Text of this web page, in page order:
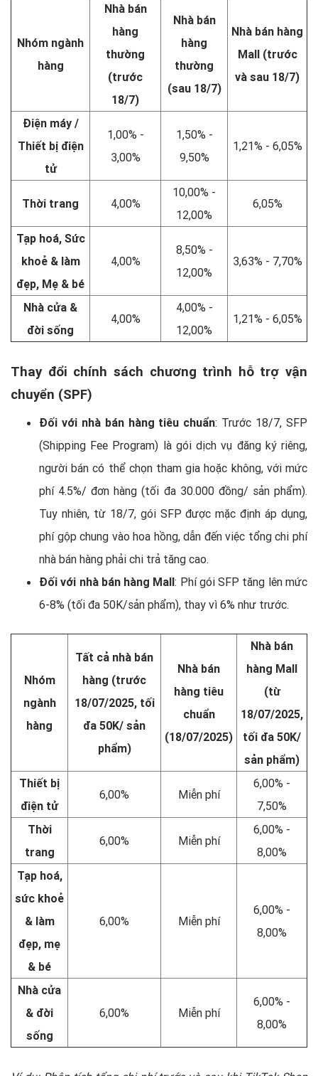
Nhóm ngành
hàng
Nhà bán
hàng
thường
(trước
18/7)
Nhà bán
hàng
thường
(sau 18/7)
Nhà bán hàng
Mall (trước
và sau 18/7)
Điện máy /
Thiết bị điện
tử
1,00% -
3,00%
1,50% -
9,50%
1,21% - 6,05%
Thời trang 4,00%
10,00% -
12,00%
6,05%
Tạp hoá, Sức
khoẻ & làm
đẹp, Mẹ & bé
4,00%
8,50% -
12,00%
3,63% - 7,70%
Nhà cửa &
đời sống
4,00%
4,00% -
12,00%
1,21% - 6,05%
Thay đổi chính sách chương trình hỗ trợ vận
chuyển (SPF)
Đối với nhà bán hàng tiêu chuẩn: Trước 18/7, SFP
(Shipping Fee Program) là gói dịch vụ đăng ký riêng,
người bán có thể chọn tham gia hoặc không, với mức
phí 4.5%/ đơn hàng (tối đa 30.000 đồng/ sản phẩm).
Tuy nhiên, từ 18/7, gói SFP được mặc định áp dụng,
phí gộp chung vào hoa hồng, dẫn đến việc tổng chi phí
nhà bán hàng phải chi trả tăng cao.
Đối với nhà bán hàng Mall: Phí gói SFP tăng lên mức
6-8% (tối đa 50K/sản phẩm), thay vì 6% như trước.
Nhóm
ngành
hàng
Tất cả nhà bán
hàng (trước
18/07/2025, tối
đa 50K/ sản
phẩm)
Nhà bán
hàng tiêu
chuẩn
(18/07/2025)
Nhà bán
hàng Mall
(từ
18/07/2025,
tối đa 50K/
sản phẩm)
Thiết bị
điện tử
6,00% Miễn phí
6,00% -
7,50%
Thời
trang
6,00% Miễn phí
6,00% -
8,00%
Tạp hoá,
sức khoẻ
& làm
đẹp, mẹ
& bé
6,00% Miễn phí
6,00% -
8,00%
Nhà cửa
& đời
sống
6,00% Miễn phí
6,00% -
8,00%